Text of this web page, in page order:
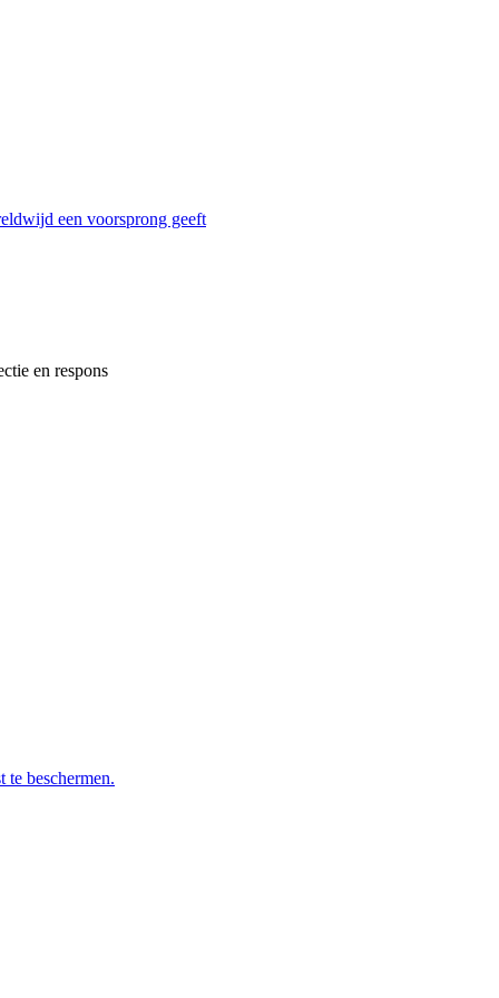
een voorsprong geeft
en respons
beschermen.